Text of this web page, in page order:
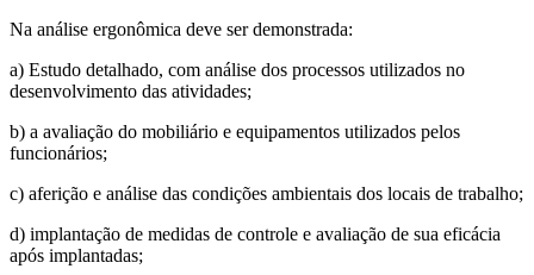
Na análise ergonômica deve ser demonstrada:
a) Estudo detalhado, com análise dos processos utilizados no
desenvolvimento das atividades;
b) a avaliação do mobiliário e equipamentos utilizados pelos
funcionários;
c) aferição e análise das condições ambientais dos locais de trabalho;
d) implantação de medidas de controle e avaliação de sua eficácia
após implantadas;